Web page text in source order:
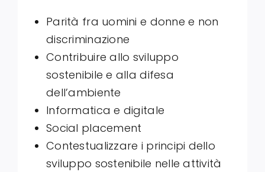
Parità fra uomini e donne e non
discriminazione
Contribuire allo sviluppo
sostenibile e alla difesa
dell’ambiente
Informatica e digitale
Social placement
Contestualizzare i principi dello
sviluppo sostenibile nelle attività